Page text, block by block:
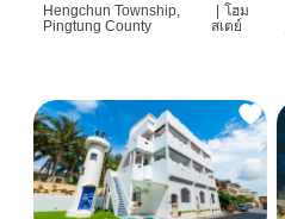
背包客棧 | 恆春必住特色
Hengchun Township,
Pingtung County
โฮม
สเตย์